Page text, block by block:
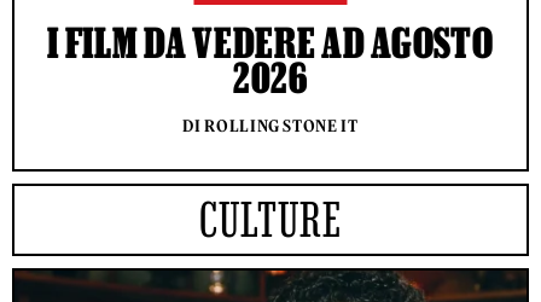
I FILM DA VEDERE AD AGOSTO
2026
DI ROLLING STONE IT
CULTURE